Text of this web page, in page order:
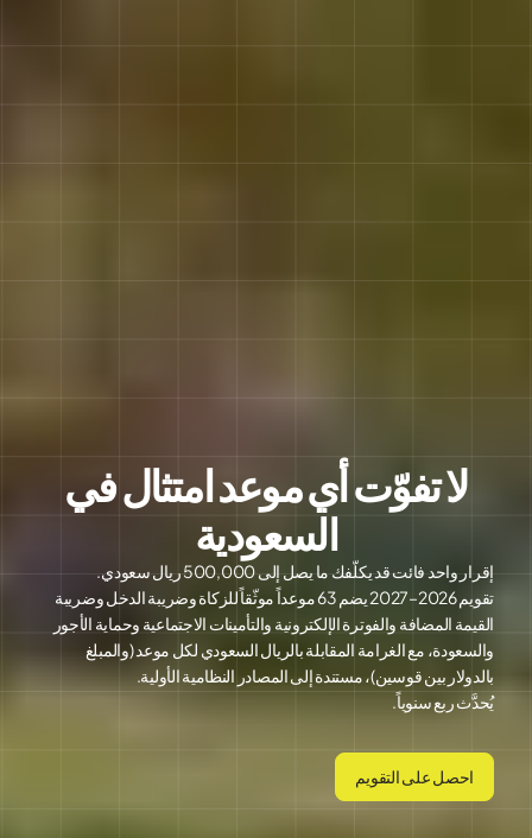
لا تفوّت أي موعد امتثال في
السعودية
إقرار واحد فائت قد يكلّفك ما يصل إلى 500,000 ريال سعودي.
تقويم 2026–2027 يضم 63 موعداً موثّقاً للزكاة وضريبة الدخل وضريبة
القيمة المضافة والفوترة الإلكترونية والتأمينات الاجتماعية وحماية الأجور
والسعودة، مع الغرامة المقابلة بالريال السعودي لكل موعد (والمبلغ
بالدولار بين قوسين)، مستندة إلى المصادر النظامية الأولية.
يُحدَّث ربع سنوياً.
احصل على التقويم